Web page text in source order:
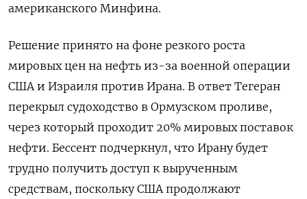
американского Минфина.
Решение принято на фоне резкого роста
мировых цен на нефть из-за военной операции
США и Израиля против Ирана. В ответ Тегеран
перекрыл судоходство в Ормузском проливе,
через который проходит 20% мировых поставок
нефти. Бессент подчеркнул, что Ирану будет
трудно получить доступ к вырученным
средствам, поскольку США продолжают